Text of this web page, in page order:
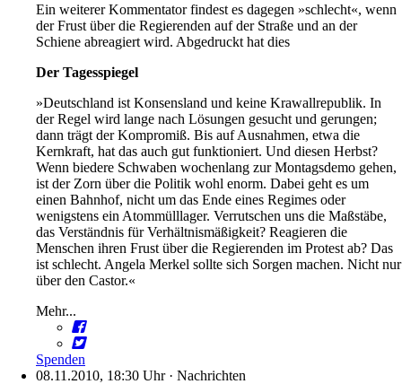
Ein weiterer Kommentator findest es dagegen »schlecht«, wenn
der Frust über die Regierenden auf der Straße und an der
Schiene abreagiert wird. Abgedruckt hat dies
Der Tagesspiegel
»Deutschland ist Konsensland und keine Krawallrepublik. In
der Regel wird lange nach Lösungen gesucht und gerungen;
dann trägt der Kompromiß. Bis auf Ausnahmen, etwa die
Kernkraft, hat das auch gut funktioniert. Und diesen Herbst?
Wenn biedere Schwaben wochenlang zur Montagsdemo gehen,
ist der Zorn über die Politik wohl enorm. Dabei geht es um
einen Bahnhof, nicht um das Ende eines Regimes oder
wenigstens ein Atommülllager. Verrutschen uns die Maßstäbe,
das Verständnis für Verhältnismäßigkeit? Reagieren die
Menschen ihren Frust über die Regierenden im Protest ab? Das
ist schlecht. Angela Merkel sollte sich Sorgen machen. Nicht nur
über den Castor.«
Mehr...
Spenden
08.11.2010, 18:30 Uhr· Nachrichten